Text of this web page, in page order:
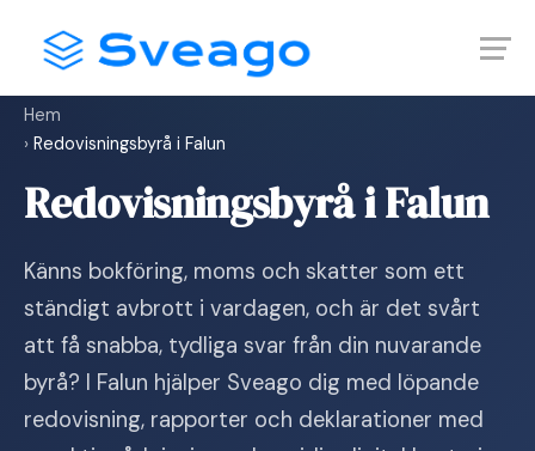
content
Hem
› Redovisningsbyrå i Falun
Redovisningsbyrå i Falun
Känns bokföring, moms och skatter som ett
ständigt avbrott i vardagen, och är det svårt
att få snabba, tydliga svar från din nuvarande
byrå? I Falun hjälper Sveago dig med löpande
redovisning, rapporter och deklarationer med